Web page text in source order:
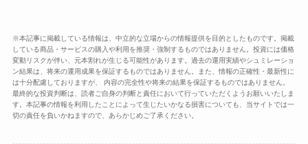
※本記事に掲載している情報は、中立的な立場からの情報提供を目的としたものです。掲載
している商品・サービスの購入や利用を推奨・強制するものではありません。投資には価格
変動リスクが伴い、元本割れが生じる可能性があります。過去の運用実績やシュミレーショ
ン結果は、将来の運用成果を保証するものではありません。また、情報の正確性・最新性に
は十分配慮しておりますが、 内容の完全性や将来の結果を保証するものではありません。
最終的な投資判断は、読者ご自身の判断と責任において行っていただくようお願いいたしま
す。本記事の情報を利用したことによって生じたいかなる損害についても、当サイトでは一
切の責任を負いかねますので、あらかじめご了承ください。